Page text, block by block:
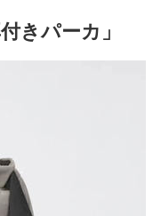
きパーカ」